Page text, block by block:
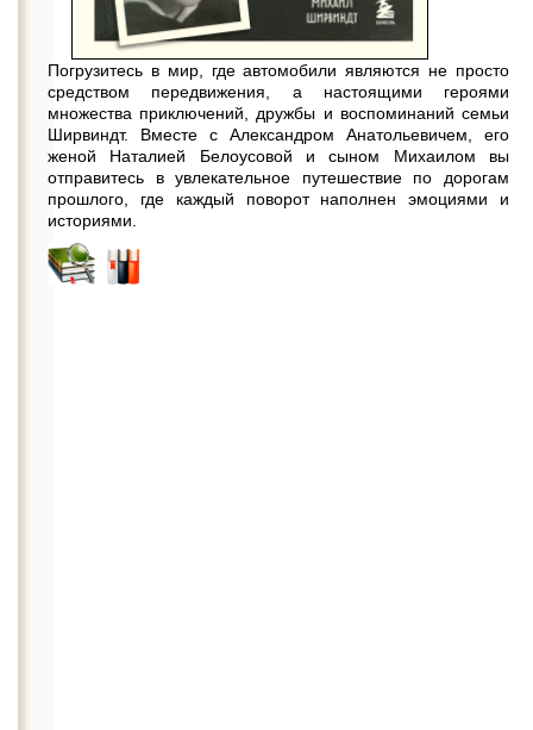
Погрузитесь в мир, где автомобили являются не просто
средством передвижения, а настоящими героями
множества приключений, дружбы и воспоминаний семьи
Ширвиндт. Вместе с Александром Анатольевичем, его
женой Наталией Белоусовой и сыном Михаилом вы
отправитесь в увлекательное путешествие по дорогам
прошлого, где каждый поворот наполнен эмоциями и
историями.